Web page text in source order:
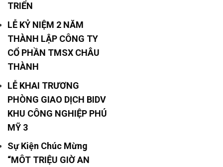
TRIỂN
LỄ KỶ NIỆM 2 NĂM
THÀNH LẬP CÔNG TY
CỔ PHẦN TMSX CHÂU
THÀNH
LỄ KHAI TRƯƠNG
PHÒNG GIAO DỊCH BIDV
KHU CÔNG NGHIỆP PHÚ
MỸ 3
Sự Kiện Chúc Mừng
“MÔT TRIỆU GIỜ AN